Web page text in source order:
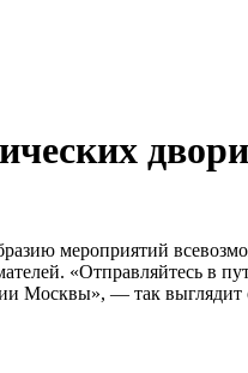
мероприятий
«Отправляйтесь в
Москвы», — так